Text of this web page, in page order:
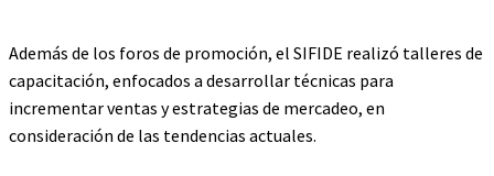
Además de los foros de promoción, el SIFIDE realizó talleres de
capacitación, enfocados a desarrollar técnicas para
incrementar ventas y estrategias de mercadeo, en
consideración de las tendencias actuales.